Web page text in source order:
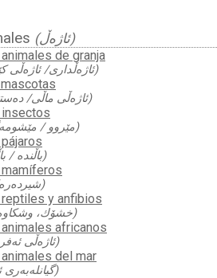
(ئاژەڵ)
de granja
(ئاژەڵداری/ ئاژەڵی کێڵگە)
(ئاژەڵی ماڵی/ دەستەمۆ)
(مێروو / مێشومەگەز)
(باڵندە / باڵدار)
(شیردەرەکان)
y anfibios
(خشۆك‌، وشکاوەکی)
africanos
(ئاژەڵی ئەفریقی)
del mar
(گیانلەبەری ئاوی)